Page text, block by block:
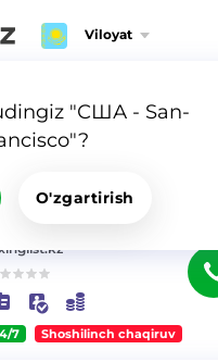
Viloyat
"США - San-
O'zgartirish
7 Shoshilinch chaqiruv